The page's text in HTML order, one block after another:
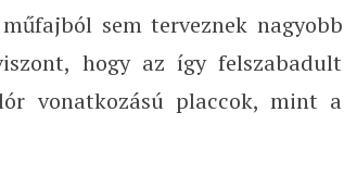
sem terveznek nagyobb
hogy az így felszabadult
vonatkozású placcok, mint a